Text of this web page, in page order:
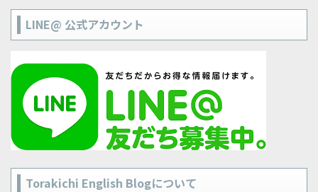
LINE@ 公式アカウント
Torakichi English Blogについて